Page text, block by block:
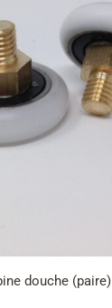
douche (paire)